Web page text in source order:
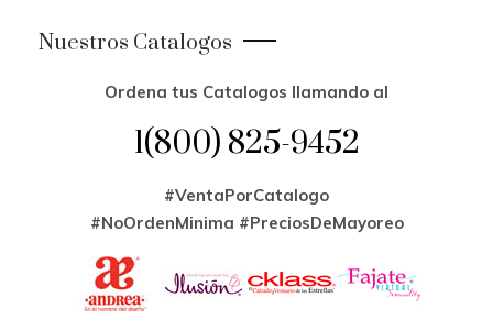
Nuestros Catalogos
Ordena tus Catalogos llamando al
1(800) 825-9452
#VentaPorCatalogo
#NoOrdenMinima #PreciosDeMayoreo